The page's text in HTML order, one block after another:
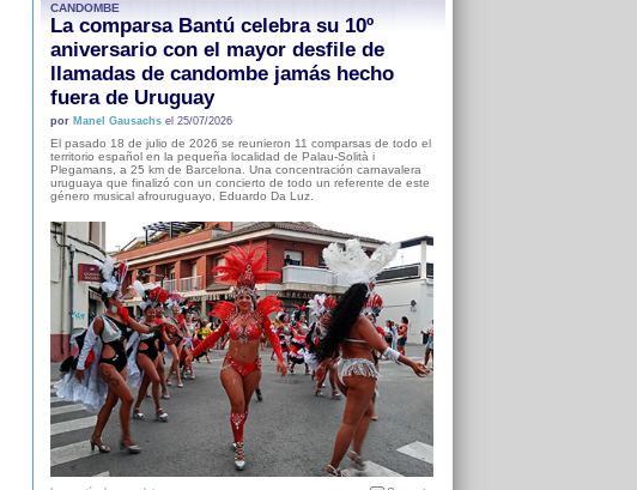
CANDOMBE
La comparsa Bantú celebra su 10º
aniversario con el mayor desfile de
llamadas de candombe jamás hecho
fuera de Uruguay
por Manel Gausachsel 25/07/2026
El pasado 18 de julio de 2026 se reunieron 11 comparsas de todo el
territorio español en la pequeña localidad de Palau-Solità i
Plegamans, a 25 km de Barcelona. Una concentración carnavalera
uruguaya que finalizó con un concierto de todo un referente de este
género musical afrouruguayo, Eduardo Da Luz.